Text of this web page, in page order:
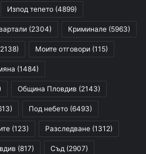
Изпод тепето (4899)
(2304) Криминале (5963)
Моите отговори (115)
(1484)
Община Пловдив (2143)
Под небето (6493)
(123) Разследване (1312)
(817) Съд (2907)